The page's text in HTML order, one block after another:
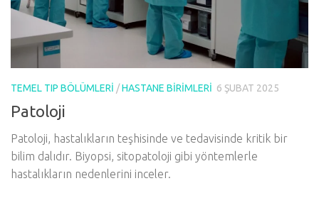
TEMEL TIP BÖLÜMLERI /HASTANE BIRIMLERI 6 ŞUBAT 2025
Patoloji
Patoloji, hastalıkların teşhisinde ve tedavisinde kritik bir
bilim dalıdır. Biyopsi, sitopatoloji gibi yöntemlerle
hastalıkların nedenlerini inceler.